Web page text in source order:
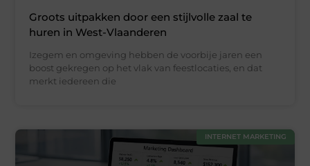
Groots uitpakken door een stijlvolle zaal te
huren in West-Vlaanderen
Izegem en omgeving hebben de voorbije jaren een
boost gekregen op het vlak van feestlocaties, en dat
merkt iedereen die
INTERNET MARKETING